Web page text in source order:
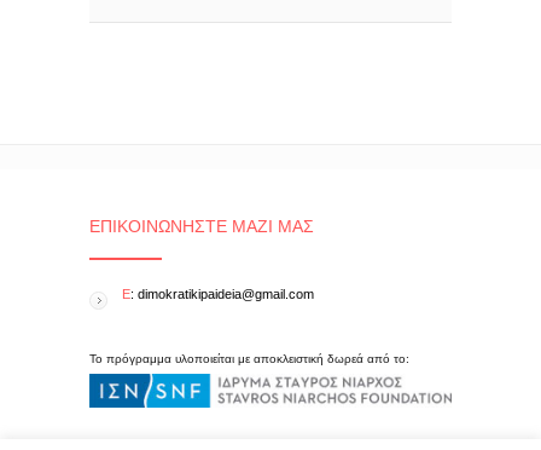
ΕΠΙΚΟΙΝΩΝΉΣΤΕ ΜΑΖΊ ΜΑΣ
E: dimokratikipaideia@gmail.com
Το πρόγραμμα υλοποιείται με αποκλειστική δωρεά από το: